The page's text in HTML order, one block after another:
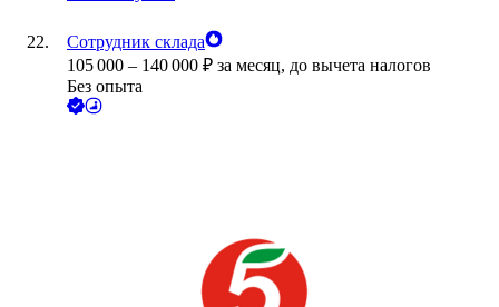
Сотрудник склада
105 000 – 140 000 ₽ за месяц, до вычета налогов
Без опыта